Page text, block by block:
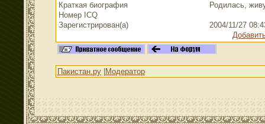
Краткая биография
Родилась,
Номер ICQ
Зарегистрирован(а)
2004/11/27
Пакистан.ру Модератор